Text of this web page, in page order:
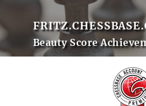
Beauty Score